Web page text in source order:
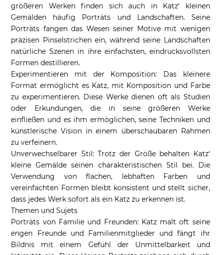
größeren Werken finden sich auch in Katz‘ kleinen
Gemälden häufig Porträts und Landschaften. Seine
Porträts fangen das Wesen seiner Motive mit wenigen
präzisen Pinselstrichen ein, während seine Landschaften
natürliche Szenen in ihre einfachsten, eindrucksvollsten
Formen destillieren.
Experimentieren mit der Komposition: Das kleinere
Format ermöglicht es Katz, mit Komposition und Farbe
zu experimentieren. Diese Werke dienen oft als Studien
oder Erkundungen, die in seine größeren Werke
einfließen und es ihm ermöglichen, seine Techniken und
künstlerische Vision in einem überschaubaren Rahmen
zu verfeinern.
Unverwechselbarer Stil: Trotz der Größe behalten Katz‘
kleine Gemälde seinen charakteristischen Stil bei. Die
Verwendung von flachen, lebhaften Farben und
vereinfachten Formen bleibt konsistent und stellt sicher,
dass jedes Werk sofort als ein Katz zu erkennen ist.
Themen und Sujets
Porträts von Familie und Freunden: Katz malt oft seine
engen Freunde und Familienmitglieder und fängt ihr
Bildnis mit einem Gefühl der Unmittelbarkeit und